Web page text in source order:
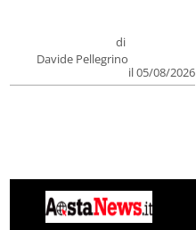
di
Davide Pellegrino
il 05/08/2026